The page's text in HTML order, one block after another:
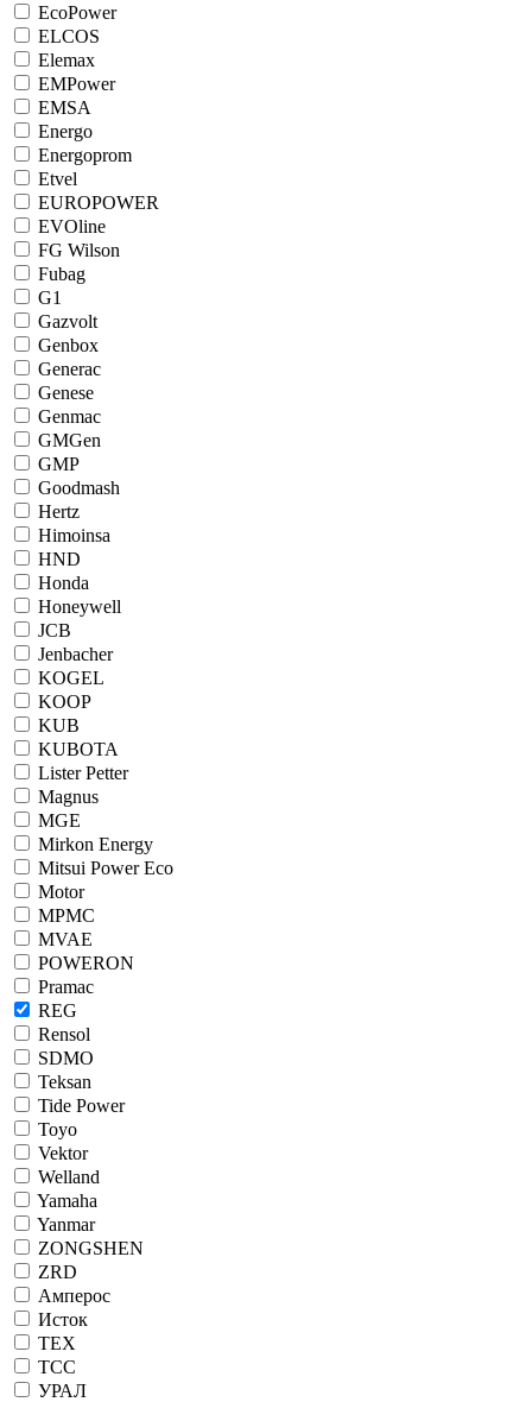
EcoPower
ELCOS
Elemax
EMPower
EMSA
Energo
Energoprom
Etvel
EUROPOWER
EVOline
FG Wilson
Fubag
G1
Gazvolt
Genbox
Generac
Genese
Genmac
GMGen
GMP
Goodmash
Hertz
Himoinsa
HND
Honda
Honeywell
JCB
Jenbacher
KOGEL
KOOP
KUB
KUBOTA
Lister Petter
Magnus
MGE
Mirkon Energy
Mitsui Power Eco
Motor
MPMC
MVAE
POWERON
Pramac
REG
Rensol
SDMO
Teksan
Tide Power
Toyo
Vektor
Welland
Yamaha
Yanmar
ZONGSHEN
ZRD
Амперос
Исток
ТЕХ
ТСС
УРАЛ